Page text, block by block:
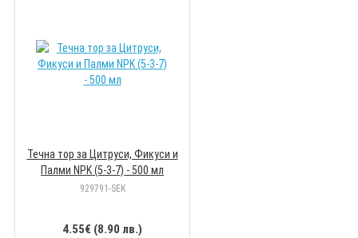
Течна тор за Цитруси, Фикуси и
Палми NPK (5-3-7) - 500 мл
929791-SEK
4.55€ (8.90 лв.)